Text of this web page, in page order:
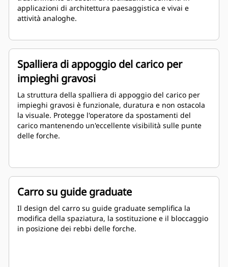
applicazioni di architettura paesaggistica e vivai e
attività analoghe.
Spalliera di appoggio del carico per
impieghi gravosi
La struttura della spalliera di appoggio del carico per
impieghi gravosi è funzionale, duratura e non ostacola
la visuale. Protegge l'operatore da spostamenti del
carico mantenendo un'eccellente visibilità sulle punte
delle forche.
Carro su guide graduate
Il design del carro su guide graduate semplifica la
modifica della spaziatura, la sostituzione e il bloccaggio
in posizione dei rebbi delle forche.